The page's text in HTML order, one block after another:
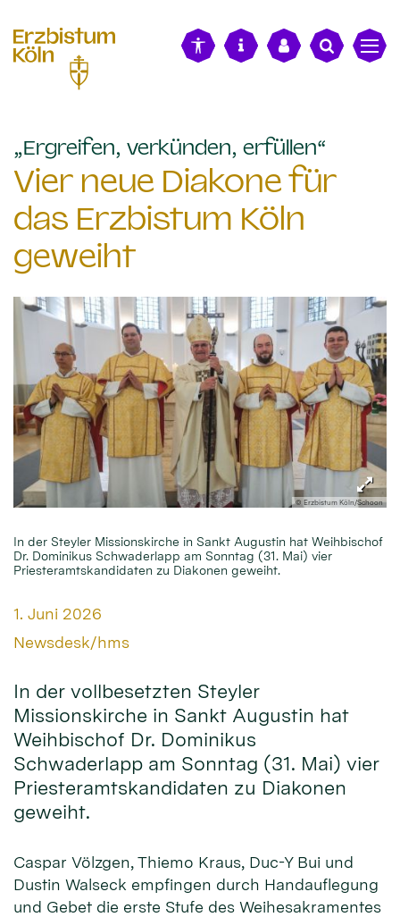
„Ergreifen, verkünden, erfüllen“
Vier neue Diakone für
das Erzbistum Köln
geweiht
© Erzbistum Köln/Schoon
In der Steyler Missionskirche in Sankt Augustin hat Weihbischof
Dr. Dominikus Schwaderlapp am Sonntag (31. Mai) vier
Priesteramtskandidaten zu Diakonen geweiht.
Datum:
1. Juni 2026
Von:
Newsdesk/hms
In der vollbesetzten Steyler
Missionskirche in Sankt Augustin hat
Weihbischof Dr. Dominikus
Schwaderlapp am Sonntag (31. Mai) vier
Priesteramtskandidaten zu Diakonen
geweiht.
Caspar Völzgen, Thiemo Kraus, Duc-Y Bui und
Dustin Walseck empfingen durch Handauflegung
und Gebet die erste Stufe des Weihesakramentes